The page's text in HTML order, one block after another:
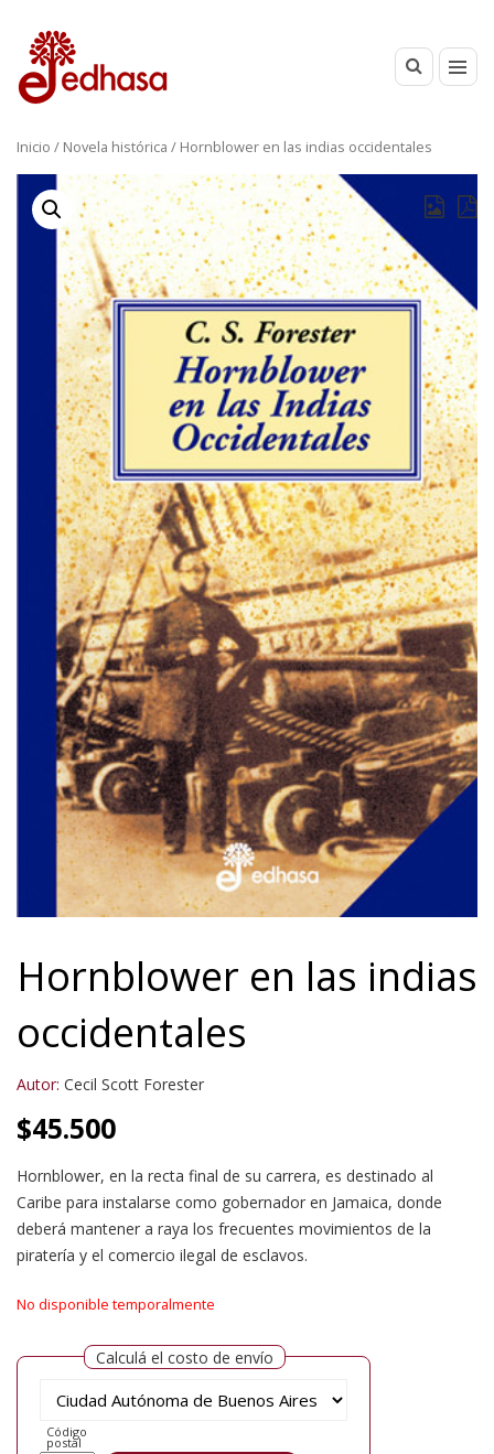
Inicio / Novela histórica / Hornblower en las indias occidentales
Hornblower en las indias
occidentales
Autor: Cecil Scott Forester
$45.500
Hornblower, en la recta final de su carrera, es destinado al
Caribe para instalarse como gobernador en Jamaica, donde
deberá mantener a raya los frecuentes movimientos de la
piratería y el comercio ilegal de esclavos.
No disponible temporalmente
Calculá el costo de envío
Código
postal